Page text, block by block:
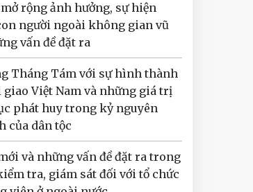
rộng ảnh hưởng, sự hiện
người ngoài không gian vũ
vấn đề đặt ra
Tháng Tám với sự hình thành
giao Việt Nam và những giá trị
phát huy trong kỷ nguyên
của dân tộc
và những vấn đề đặt ra trong
tra, giám sát đối với tổ chức